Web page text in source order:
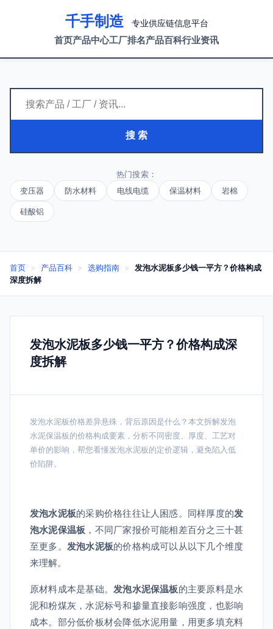
千手制造 专业供应链信息平台
首页产品中心工厂排名产品百科行业资讯
搜 索
热门搜索：
变压器
防水材料 电线电缆 保温材料 岩棉
硅酸铝
首页 > 产品百科 > 选购指南 >
发泡水泥板多少钱一平方？价格构成
深度拆解
发泡水泥板多少钱一平方？价格构成深
度拆解
发泡水泥板价格差异悬殊，背后原因是什么？本文拆解发泡
水泥保温板的价格构成要素，分析不同密度、厚度、工艺对
单价的影响，帮您看懂发泡水泥板的定价逻辑，避免陷入低
价陷阱。
发泡水泥板的采购价格往往让人困惑。同样厚度的发
泡水泥保温板 ，不同厂家报价可能相差百分之三十甚
至更多。 发泡水泥板的价格构成可以从以下几个维度
来理解。
原材料成本是基础。发泡水泥保温板的主要原料是水
泥和粉煤灰，水泥标号和掺量直接影响强度，也影响
成本。部分低价板材会降低水泥用量，用更多填充料